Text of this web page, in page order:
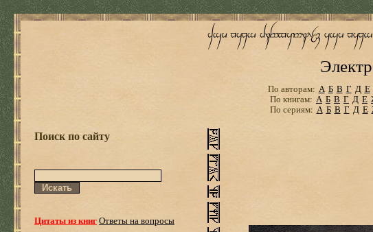
По авторам: А Б В Г Д Е
По книгам: А Б В Г Д Е
По сериям: А Б В Г Д Е
Поиск по сайту
Цитаты из книгОтветы на вопросы